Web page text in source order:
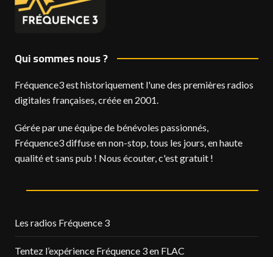
Qui sommes nous ?
Fréquence3 est historiquement l'une des premières radios
digitales françaises, créée en 2001.
Gérée par une équipe de bénévoles passionnés,
Fréquence3 diffuse en non-stop, tous les jours, en haute
qualité et sans pub ! Nous écouter, c'est gratuit !
Les radios Fréquence 3
Tentez l’expérience Fréquence 3 en FLAC